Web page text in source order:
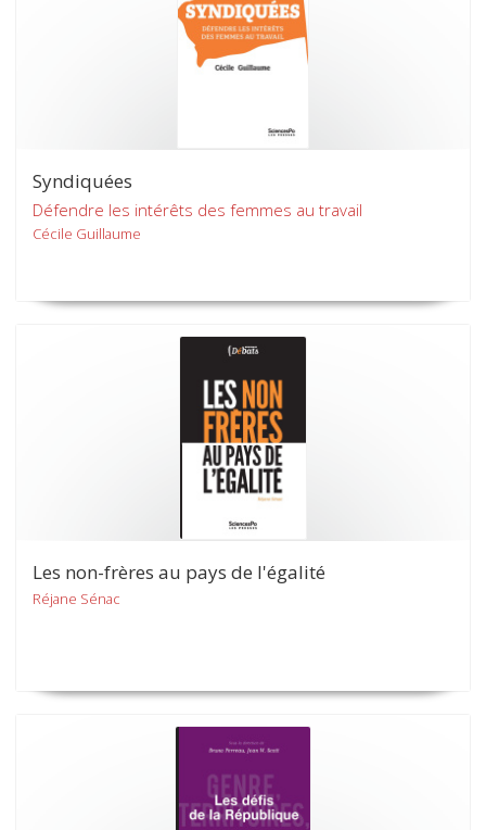
Syndiquées
Défendre les intérêts des femmes au travail
Cécile Guillaume
Les non-frères au pays de l'égalité
Réjane Sénac